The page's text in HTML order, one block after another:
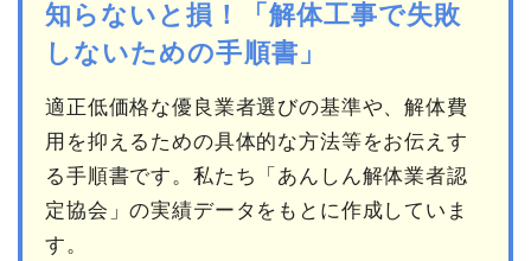
知らないと損！「解体工事で失敗
しないための手順書」
適正低価格な優良業者選びの基準や、解体費
用を抑えるための具体的な方法等をお伝えす
る手順書です。私たち「あんしん解体業者認
定協会」の実績データをもとに作成していま
す。